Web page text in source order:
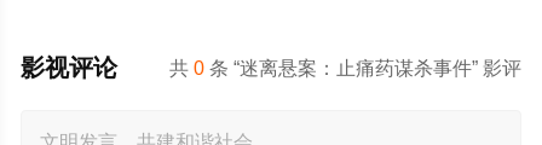
共0 条 “迷离悬案：止痛药谋杀事件” 影评
影视评论